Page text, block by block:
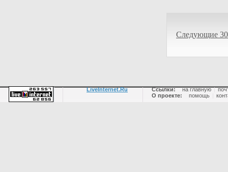
Следующие
LiveInternet.Ru Ссылки: на главную |
О проекте:
помощь